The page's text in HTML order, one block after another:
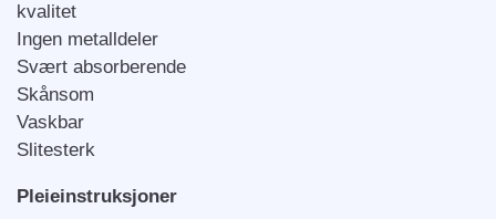
kvalitet
Ingen metalldeler
Svært absorberende
Skånsom
Vaskbar
Slitesterk
Pleieinstruksjoner